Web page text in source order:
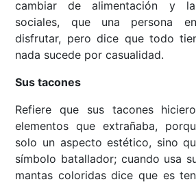
cambiar de alimentación y
sociales, que una persona
disfrutar, pero dice que todo
nada sucede por casualidad.
Sus tacones
Refiere que sus tacones
elementos que extrañaba,
solo un aspecto estético, sino
símbolo batallador; cuando usa
mantas coloridas dice que es